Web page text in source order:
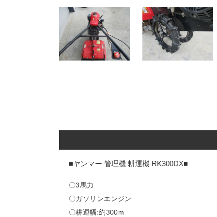
■ヤンマー 管理機 耕運機 RK300DX■
〇3馬力
〇ガソリンエンジン
〇耕運幅:約300m